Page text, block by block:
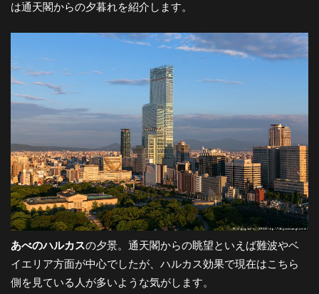
-
阪
の
夜
景
は通天閣からの夕暮れを紹介します。
あべのハルカスの夕景。通天閣からの眺望といえば難波やベ
イエリア方面が中心でしたが、ハルカス効果で現在はこちら
側を見ている人が多いような気がします。